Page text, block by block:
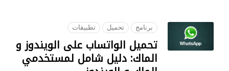
برنامج تحميل تطبيقات
تحميل الواتساب على الويندوز و
الماك: دليل شامل لمستخدمي